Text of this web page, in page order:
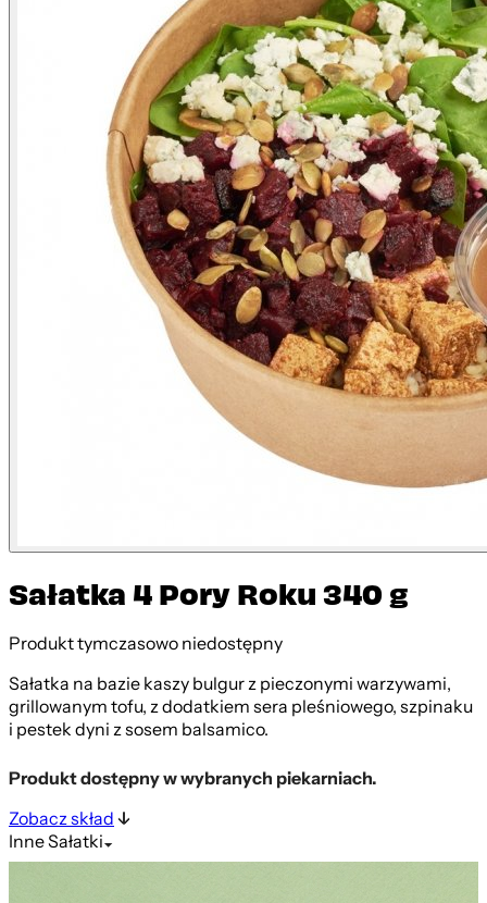
Sałatka 4 Pory Roku 340 g
Produkt tymczasowo niedostępny
Sałatka na bazie kaszy bulgur z pieczonymi warzywami,
grillowanym tofu, z dodatkiem sera pleśniowego, szpinaku
i pestek dyni z sosem balsamico.
Produkt dostępny w wybranych piekarniach.
Zobacz skład
InneSałatki